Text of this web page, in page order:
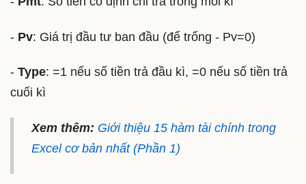
- Pv: Giá trị đầu tư ban đầu (để trống - Pv=0)
- Type: =1 nếu số tiền trả đầu kì, =0 nếu số tiền trả
cuối kì
Xem thêm: Giới thiệu 15 hàm tài chính trong
Excel cơ bản nhất (Phần 1)